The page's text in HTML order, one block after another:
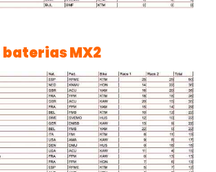
baterias MX2